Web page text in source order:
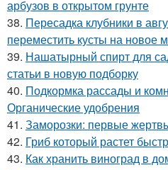
арбузов в открытом грунте
38. Пересадка клубники в
переместить кусты на новое
39. Нашатырный спирт для
статьи в новую подборку
40. Подкормка рассады и
Органические удобрения
41. Заморозки: первые
42. Гриб который растет
43. Как хранить виноград в